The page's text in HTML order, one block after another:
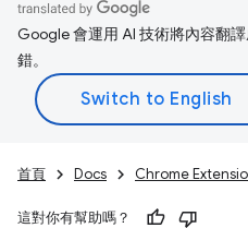
Google 會運用 AI 技術將內容翻
錯。
首頁 Docs Chrome
這對你有幫助嗎？